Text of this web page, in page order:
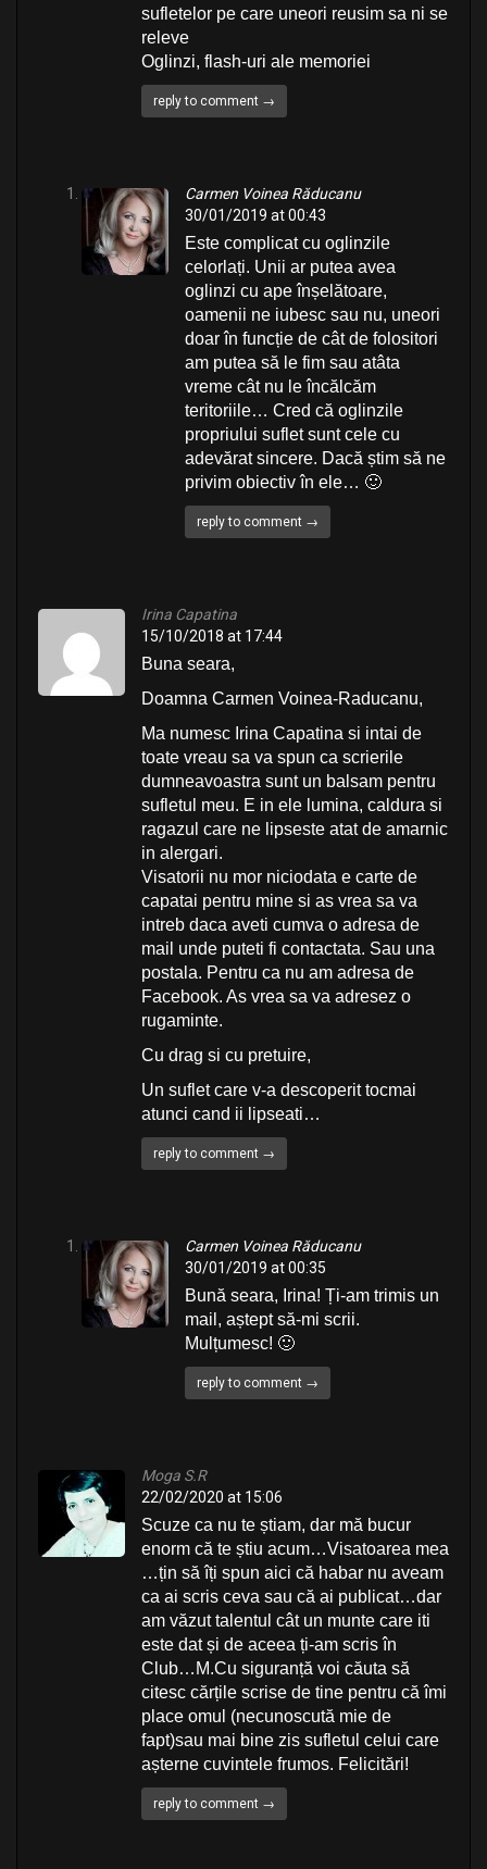
sufletelor pe care uneori reusim sa ni se
releve
Oglinzi, flash-uri ale memoriei
reply to comment →
Carmen Voinea Răducanu
30/01/2019 at 00:43
Este complicat cu oglinzile
celorlați. Unii ar putea avea
oglinzi cu ape înșelătoare,
oamenii ne iubesc sau nu, uneori
doar în funcție de cât de folositori
am putea să le fim sau atâta
vreme cât nu le încălcăm
teritoriile… Cred că oglinzile
propriului suflet sunt cele cu
adevărat sincere. Dacă știm să ne
privim obiectiv în ele… 🙂
reply to comment →
Irina Capatina
15/10/2018 at 17:44
Buna seara,
Doamna Carmen Voinea-Raducanu,
Ma numesc Irina Capatina si intai de
toate vreau sa va spun ca scrierile
dumneavoastra sunt un balsam pentru
sufletul meu. E in ele lumina, caldura si
ragazul care ne lipseste atat de amarnic
in alergari.
Visatorii nu mor niciodata e carte de
capatai pentru mine si as vrea sa va
intreb daca aveti cumva o adresa de
mail unde puteti fi contactata. Sau una
postala. Pentru ca nu am adresa de
Facebook. As vrea sa va adresez o
rugaminte.
Cu drag si cu pretuire,
Un suflet care v-a descoperit tocmai
atunci cand ii lipseati…
reply to comment →
Carmen Voinea Răducanu
30/01/2019 at 00:35
Bună seara, Irina! Ți-am trimis un
mail, aștept să-mi scrii.
Mulțumesc! 🙂
reply to comment →
Moga S.R
22/02/2020 at 15:06
Scuze ca nu te știam, dar mă bucur
enorm că te știu acum…Visatoarea mea
…țin să îți spun aici că habar nu aveam
ca ai scris ceva sau că ai publicat…dar
am văzut talentul cât un munte care iti
este dat și de aceea ți-am scris în
Club…M.Cu siguranță voi căuta să
citesc cărțile scrise de tine pentru că îmi
place omul (necunoscută mie de
fapt)sau mai bine zis sufletul celui care
așterne cuvintele frumos. Felicitări!
reply to comment →